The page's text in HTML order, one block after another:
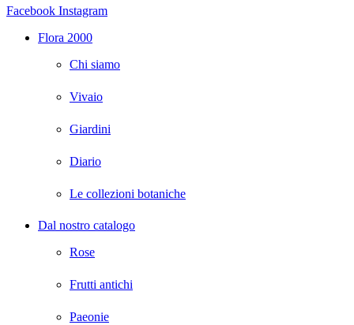
Facebook Instagram
Flora 2000
Chi siamo
Vivaio
Giardini
Diario
Le collezioni botaniche
Dal nostro catalogo
Rose
Frutti antichi
Paeonie